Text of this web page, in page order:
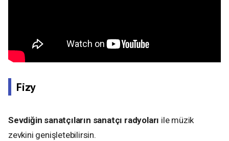
Fizy
Sevdiğin sanatçıların sanatçı radyoları ile müzik
zevkini genişletebilirsin.